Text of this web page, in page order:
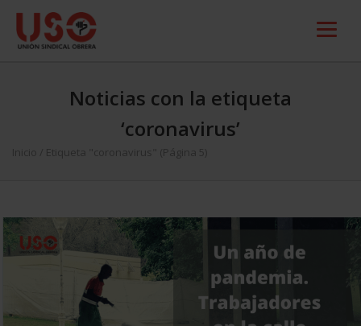
Noticias con la etiqueta
‘coronavirus’
Inicio Etiqueta "coronavirus" (Página 5)